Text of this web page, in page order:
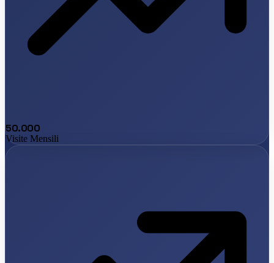
50.000
Visite Mensili